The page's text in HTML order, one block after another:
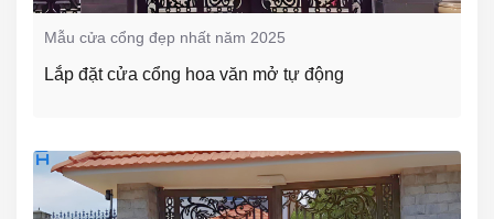
Mẫu cửa cổng đẹp nhất năm 2025
Lắp đặt cửa cổng hoa văn mở tự động